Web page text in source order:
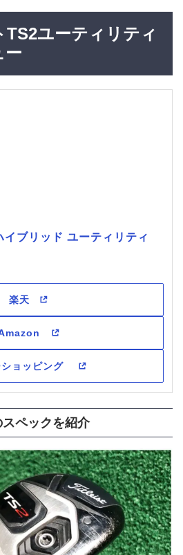
TS2ユーティリティ
ー
ブリッド ユーティリティ
ペックを紹介